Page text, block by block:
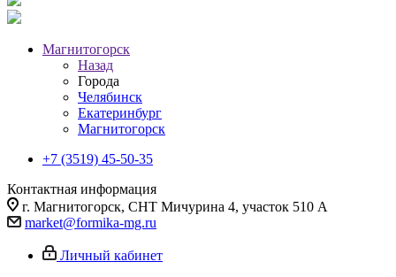
Магнитогорск
Назад
Города
Челябинск
Екатеринбург
Магнитогорск
+7 (3519) 45-50-35
Контактная информация
г. Магнитогорск, СНТ Мичурина 4, участок 510 А
market@formika-mg.ru
Личный кабинет